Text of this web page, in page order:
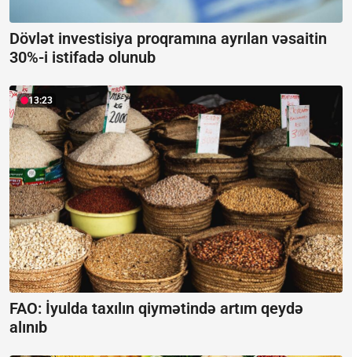
Dövlət investisiya proqramına ayrılan vəsaitin
30%-i istifadə olunub
13:23
FAO: İyulda taxılın qiymətində artım qeydə
alınıb